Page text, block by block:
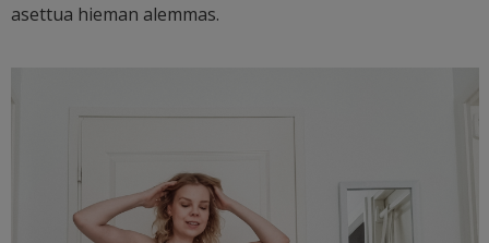
asettua hieman alemmas.